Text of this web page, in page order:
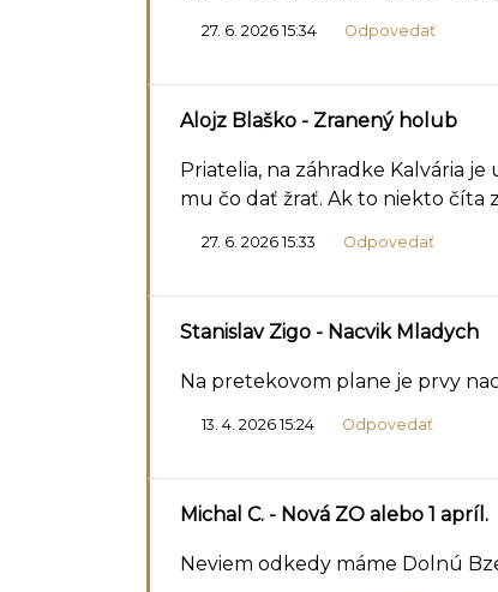
27. 6. 2026 15:34 Odpovedať
Alojz Blaško - Zranený holub
Priatelia, na záhradke Kalvária je
mu čo dať žrať. Ak to niekto číta
27. 6. 2026 15:33 Odpovedať
Stanislav Zigo - Nacvik Mladych
Na pretekovom plane je prvy
13. 4. 2026 15:24 Odpovedať
Michal C. - Nová ZO alebo 1 apríl.
Neviem odkedy máme Dolnú